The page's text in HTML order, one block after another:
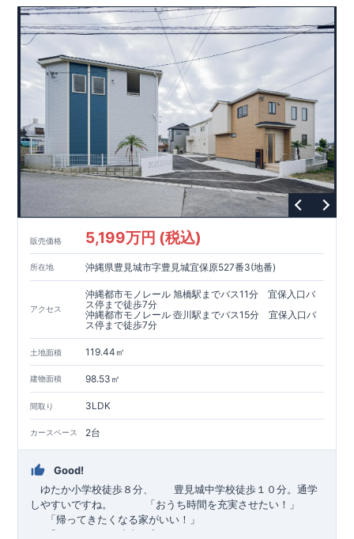
販売価格 5,199万円 (税込)
所在地 沖縄県豊見城市字豊見城宜保原527番3(地番)
アクセス
沖縄都市モノレール 旭橋駅までバス11分 宜保入口バ
ス停まで徒歩7分
沖縄都市モノレール 壺川駅までバス15分 宜保入口バ
ス停まで徒歩7分
土地面積 119.44㎡
建物面積 98.53㎡
間取り 3LDK
カースペース 2台
Good!
ゆたか小学校徒歩８分、 豊見城中学校徒歩１０分。通学
しやすいですね。
「おうち時間を充実させたい！」
「帰ってきたくなる家がいい！」
「おしゃれなら建売住宅もありかも！」